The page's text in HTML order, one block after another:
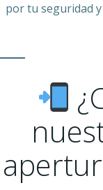
por tu seguridad